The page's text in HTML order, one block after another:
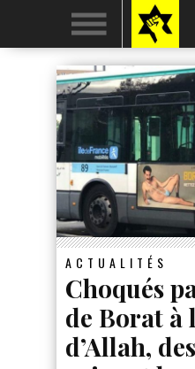
ACTUALITÉS
Choqués
de Borat à
d’Allah,